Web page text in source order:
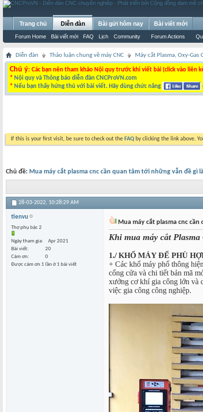
Trang chủ Diễn đàn
Forum Home Bài viết mới FAQ Lịch Community Forum Actions
Bài gửi hôm nay Bài viết mới
Diễn đàn Thảo luận chung về máy CNC Máy cắt Plasma, Oxy-Gas
Chú ý: Các bạn nên tham khảo Nội quy trước khi viết bài (click vào liên
* Nội quy và Thông báo diễn đàn CNCProVN.com
* Nếu bạn thấy hứng thú với bài viết. Hãy dùng chức năng
If this is your first visit, be sure to check out the FAQ by clicking the link above.
Chủ đề: Mua máy cắt plasma cnc cần quan tâm tới những vẫn đề gì
28-03-2022, 10:28:29 AM
tienvu
Thợ phụ bậc 2
Ngày tham gia
Apr 2021
Bài viết
20
Cám ơn
0
Được cám ơn 1 lần ở 1 bài viết
Mua máy cắt plasma cnc
Khi mua máy cắt
1./ KHỔ MÁY ĐỂ PHÙ
+ Các khổ máy phố thông
cổng cửa và chi tiết bản mã
xưởng cơ khí gia công lớn và
việc gia công công nghiệp.